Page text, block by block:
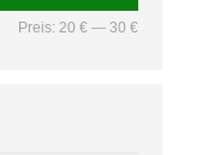
Preis:20 € —30 €